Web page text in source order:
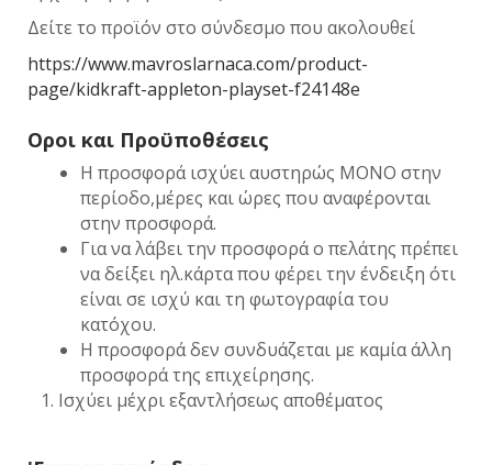
Δείτε το προϊόν στο σύνδεσμο που ακολουθεί
https://www.mavroslarnaca.com/product-
page/kidkraft-appleton-playset-f24148e
Οροι και Προϋποθέσεις
Η προσφορά ισχύει αυστηρώς ΜΟΝΟ στην
περίοδο,μέρες και ώρες που αναφέρονται
στην προσφορά.
Για να λάβει την προσφορά ο πελάτης πρέπει
να δείξει ηλ.κάρτα που φέρει την ένδειξη ότι
είναι σε ισχύ και τη φωτογραφία του
κατόχου.
Η προσφορά δεν συνδυάζεται με καμία άλλη
προσφορά της επιχείρησης.
Ισχύει μέχρι εξαντλήσεως αποθέματος